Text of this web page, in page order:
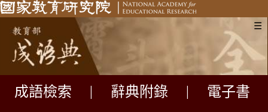
☰
成語檢索 辭典附錄
電子書